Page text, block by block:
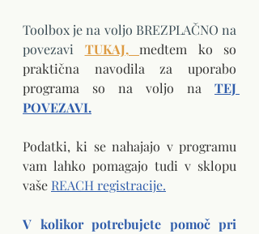
Toolbox je na voljo BREZPLAČNO na
povezavi TUKAJ, medtem ko so
praktična navodila za uporabo
programa so na voljo na TEJ
POVEZAVI.
Podatki, ki se nahajajo v programu
vam lahko pomagajo tudi v sklopu
vaše REACH registracije.
V kolikor potrebujete pomoč pri